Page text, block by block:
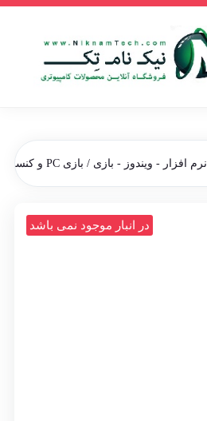
نرم افزار - ویندوز - بازی / بازی PC و کنسول
در انبار موجود نمی باشد